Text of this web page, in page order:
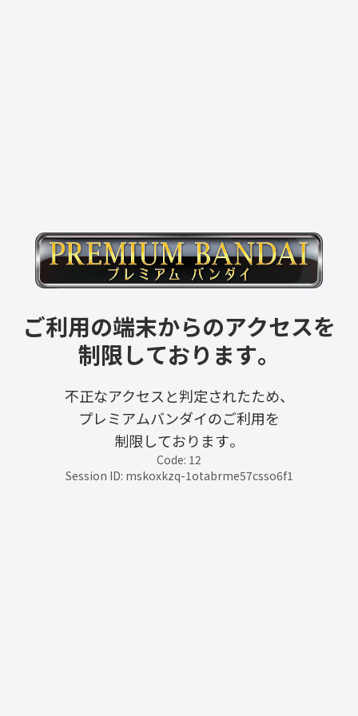
ご利用の端末からのアクセスを
制限しております。
不正なアクセスと判定されたため、
プレミアムバンダイのご利用を
制限しております。
Code: 12
Session ID: mskoxkzq-1otabrme57csso6f1